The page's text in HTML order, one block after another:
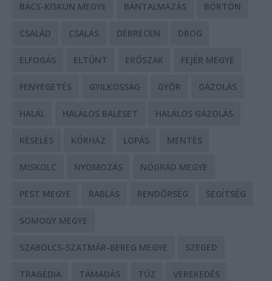
BÁCS-KISKUN MEGYE BÁNTALMAZÁS BÖRTÖN
CSALÁD CSALÁS DEBRECEN DROG
ELFOGÁS ELTŰNT ERŐSZAK FEJÉR MEGYE
FENYEGETÉS GYILKOSSÁG GYŐR GÁZOLÁS
HALÁL HALÁLOS BALESET HALÁLOS GÁZOLÁS
KÉSELÉS KÓRHÁZ LOPÁS MENTÉS
MISKOLC NYOMOZÁS NÓGRÁD MEGYE
PEST MEGYE RABLÁS RENDŐRSÉG SEGÍTSÉG
SOMOGY MEGYE
SZABOLCS-SZATMÁR-BEREG MEGYE SZEGED
TRAGÉDIA TÁMADÁS TŰZ VEREKEDÉS